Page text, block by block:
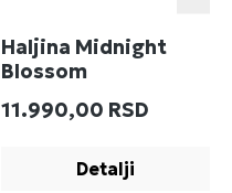
Haljina Midnight
Blossom
Redovna cena:
11.990,00 RSD
Detalji